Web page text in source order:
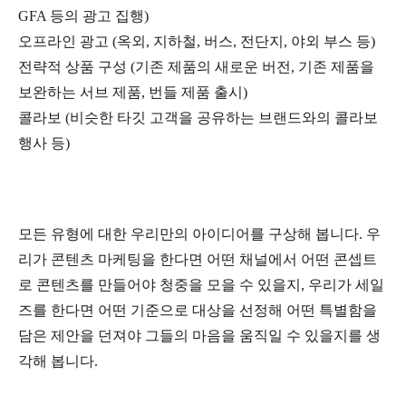
GFA 등의 광고 집행)
오프라인 광고 (옥외, 지하철, 버스, 전단지, 야외 부스 등)
전략적 상품 구성 (기존 제품의 새로운 버전, 기존 제품을
보완하는 서브 제품, 번들 제품 출시)
콜라보 (비슷한 타깃 고객을 공유하는 브랜드와의 콜라보
행사 등)
모든 유형에 대한 우리만의 아이디어를 구상해 봅니다. 우
리가 콘텐츠 마케팅을 한다면 어떤 채널에서 어떤 콘셉트
로 콘텐츠를 만들어야 청중을 모을 수 있을지, 우리가 세일
즈를 한다면 어떤 기준으로 대상을 선정해 어떤 특별함을
담은 제안을 던져야 그들의 마음을 움직일 수 있을지를 생
각해 봅니다.